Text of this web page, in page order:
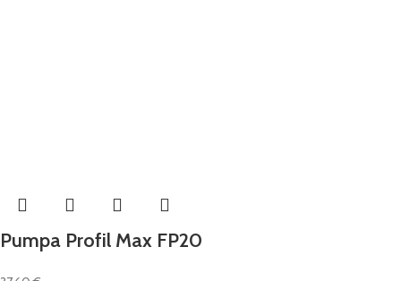
Pumpa Profil Max FP20